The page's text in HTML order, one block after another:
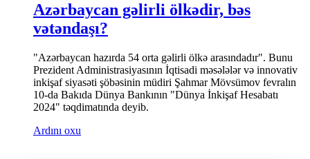
Azərbaycan gəlirli ölkədir, bəs
vətəndaşı?
"Azərbaycan hazırda 54 orta gəlirli ölkə arasındadır". Bunu
Prezident Administrasiyasının İqtisadi məsələlər və innovativ
inkişaf siyasəti şöbəsinin müdiri Şahmar Mövsümov fevralın
10-da Bakıda Dünya Bankının "Dünya İnkişaf Hesabatı
2024" təqdimatında deyib.
Ardını oxu